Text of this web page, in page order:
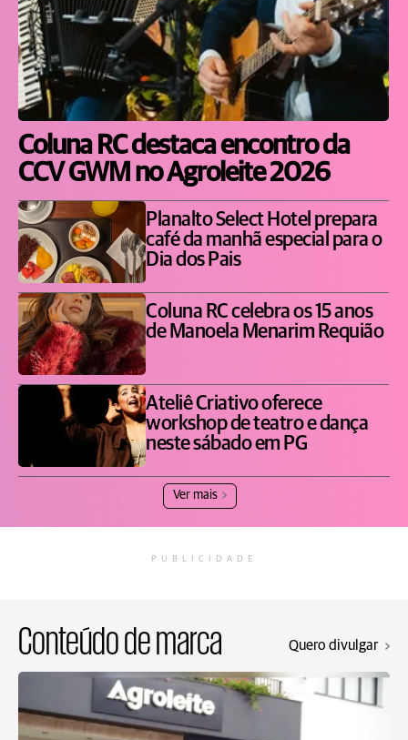
Coluna RC destaca encontro da
CCV GWM no Agroleite 2026
Planalto Select Hotel prepara
café da manhã especial para o
Dia dos Pais
Coluna RC celebra os 15 anos
de Manoela Menarim Requião
Ateliê Criativo oferece
workshop de teatro e dança
neste sábado em PG
Ver mais
PUBLICIDADE
Conteúdo de marca Quero divulgar